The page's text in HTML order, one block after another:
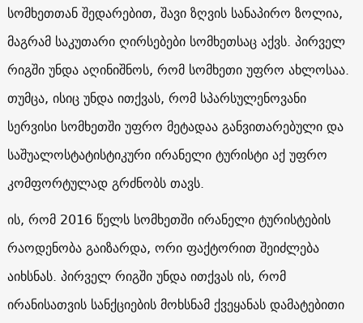
სომხეთთან შედარებით, შავი ზღვის სანაპირო ზოლია,
მაგრამ საკუთარი ღირსებები სომხეთსაც აქვს. პირველ
რიგში უნდა აღინიშნოს, რომ სომხეთი უფრო ახლოსაა.
თუმცა, ისიც უნდა ითქვას, რომ სპარსულენოვანი
სერვისი სომხეთში უფრო მეტადაა განვითარებული და
საშუალოსტატისტიკური ირანელი ტურისტი აქ უფრო
კომფორტულად გრძნობს თავს.
ის, რომ 2016 წელს სომხეთში ირანელი ტურისტების
რაოდენობა გაიზარდა, ორი ფაქტორით შეიძლება
აიხსნას. პირველ რიგში უნდა ითქვას ის, რომ
ირანისათვის სანქციების მოხსნამ ქვეყანას დამატებითი